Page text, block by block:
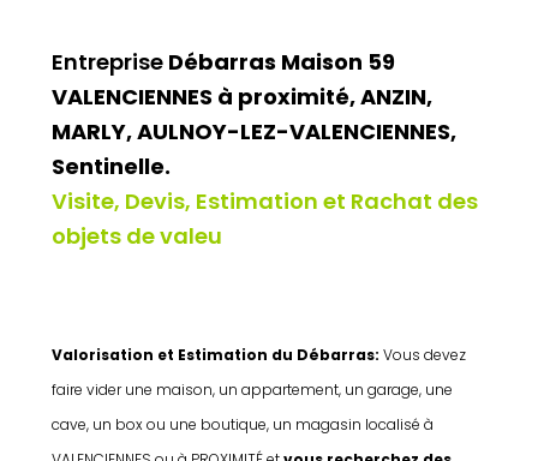
Entreprise Débarras Maison 59
VALENCIENNES à proximité, ANZIN,
MARLY, AULNOY-LEZ-VALENCIENNES,
Sentinelle.
Visite, Devis, Estimation et Rachat des
objets de valeu
Valorisation et Estimation du Débarras: Vous devez
faire vider une maison, un appartement, un garage, une
cave, un box ou une boutique, un magasin localisé à